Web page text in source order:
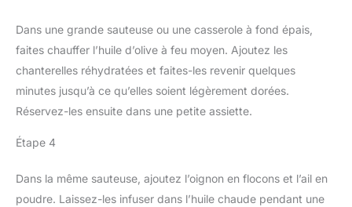
Dans une grande sauteuse ou une casserole à fond épais,
faites chauffer l’huile d’olive à feu moyen. Ajoutez les
chanterelles réhydratées et faites-les revenir quelques
minutes jusqu’à ce qu’elles soient légèrement dorées.
Réservez-les ensuite dans une petite assiette.
Étape 4
Dans la même sauteuse, ajoutez l’oignon en flocons et l’ail en
poudre. Laissez-les infuser dans l’huile chaude pendant une